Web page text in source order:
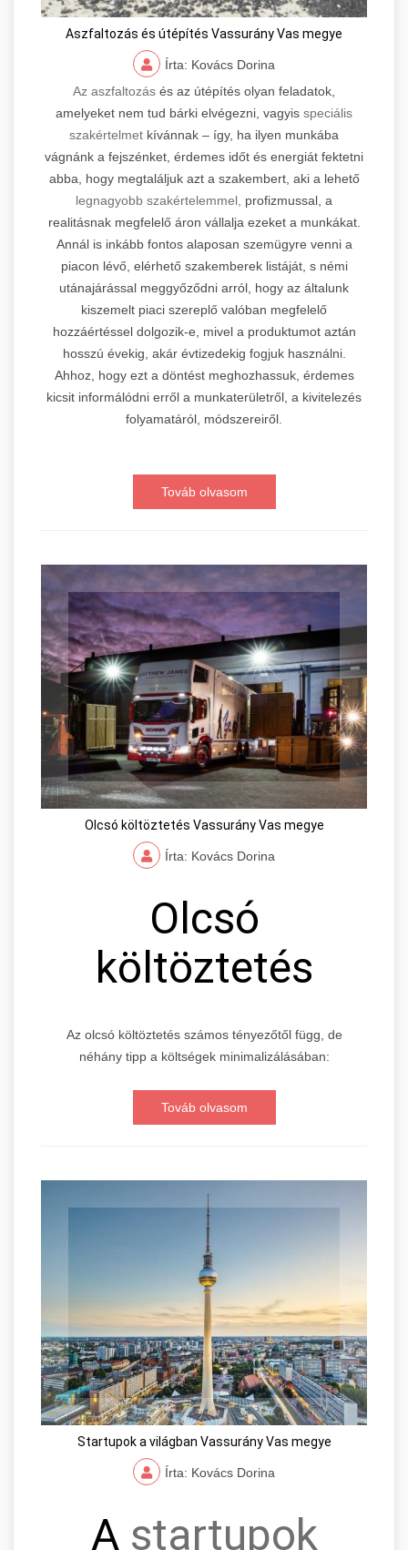
Aszfaltozás és útépítés Vassurány Vas megye
Írta: Kovács Dorina
Az aszfaltozás és az útépítés olyan feladatok,
amelyeket nem tud bárki elvégezni, vagyis speciális
szakértelmet kívánnak – így, ha ilyen munkába
vágnánk a fejszénket, érdemes időt és energiát fektetni
abba, hogy megtaláljuk azt a szakembert, aki a lehető
legnagyobb szakértelemmel, profizmussal, a
realitásnak megfelelő áron vállalja ezeket a munkákat.
Annál is inkább fontos alaposan szemügyre venni a
piacon lévő, elérhető szakemberek listáját, s némi
utánajárással meggyőződni arról, hogy az általunk
kiszemelt piaci szereplő valóban megfelelő
hozzáértéssel dolgozik-e, mivel a produktumot aztán
hosszú évekig, akár évtizedekig fogjuk használni.
Ahhoz, hogy ezt a döntést meghozhassuk, érdemes
kicsit informálódni erről a munkaterületről, a kivitelezés
folyamatáról, módszereiről.
Továb olvasom
Olcsó költöztetés Vassurány Vas megye
Írta: Kovács Dorina
Olcsó
költöztetés
Az olcsó költöztetés számos tényezőtől függ, de
néhány tipp a költségek minimalizálásában:
Továb olvasom
Startupok a világban Vassurány Vas megye
Írta: Kovács Dorina
A startupok